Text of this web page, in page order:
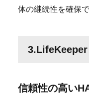
体の継続性を確保で
信頼性の高い